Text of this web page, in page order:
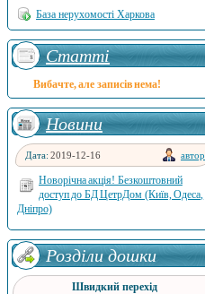
База нерухомості Харкова
Статті
Вибачте, але записів нема!
Новини
Дата: 2019-12-16 автор
Новорічна акція! Безкоштовний
доступ до БД ЦетрДом (Київ, Одеса,
Дніпро)
Розділи дошки
Швидкий перехід